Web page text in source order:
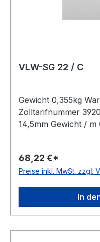
VLW-SG 22 / C
Gewicht 0,355kg
Zolltarifnummer
14,5mm Gewicht /
Zulassung ja
80° Shore A
68,22 €*
Preise inkl. MwSt. zzgl.
In